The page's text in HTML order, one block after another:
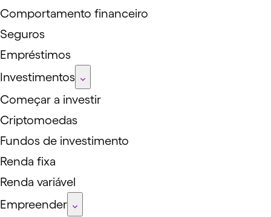
Comportamento financeiro
Seguros
Empréstimos
Investimentos
Começar a investir
Criptomoedas
Fundos de investimento
Renda fixa
Renda variável
Empreender